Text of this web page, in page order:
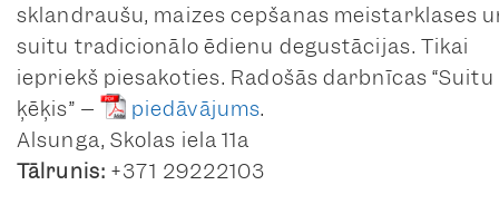
sklandraušu, maizes cepšanas meistarklases
suitu tradicionālo ēdienu degustācijas. Tikai
iepriekš piesakoties. Radošās darbnīcas “Suitu
ķēķis” –
piedāvājums.
Alsunga, Skolas iela 11a
Tālrunis: +371 29222103